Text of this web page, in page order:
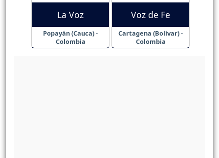
La Voz
Popayán (Cauca) -
Colombia
Voz de Fe
Cartagena (Bolívar) -
Colombia